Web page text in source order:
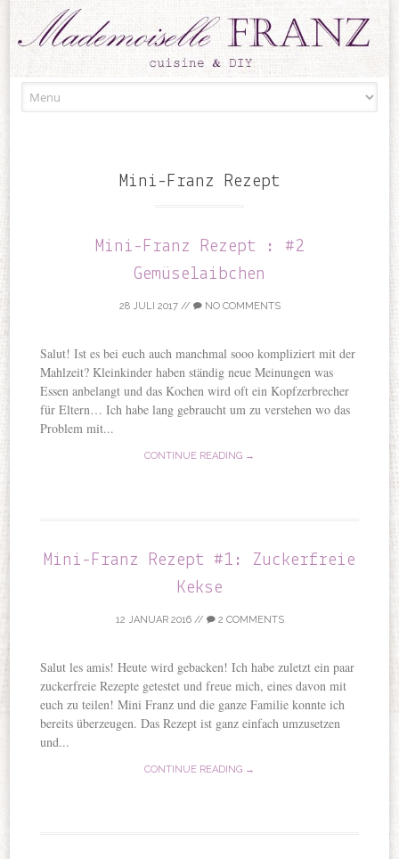
Mini-Franz Rezept
Mini-Franz Rezept : #2
Gemüselaibchen
28 JULI 2017// NO COMMENTS
Salut! Ist es bei euch auch manchmal sooo kompliziert mit der
Mahlzeit? Kleinkinder haben ständig neue Meinungen was
Essen anbelangt und das Kochen wird oft ein Kopfzerbrecher
für Eltern… Ich habe lang gebraucht um zu verstehen wo das
Problem mit...
CONTINUE READING →
Mini-Franz Rezept #1: Zuckerfreie
Kekse
12 JANUAR 2016// 2 COMMENTS
Salut les amis! Heute wird gebacken! Ich habe zuletzt ein paar
zuckerfreie Rezepte getestet und freue mich, eines davon mit
euch zu teilen! Mini Franz und die ganze Familie konnte ich
bereits überzeugen. Das Rezept ist ganz einfach umzusetzen
und...
CONTINUE READING →